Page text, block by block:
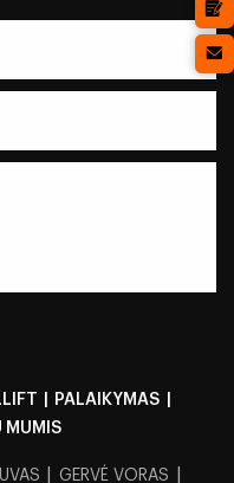
PALAIKYMAS
MUMIS
GERVĖ VORAS